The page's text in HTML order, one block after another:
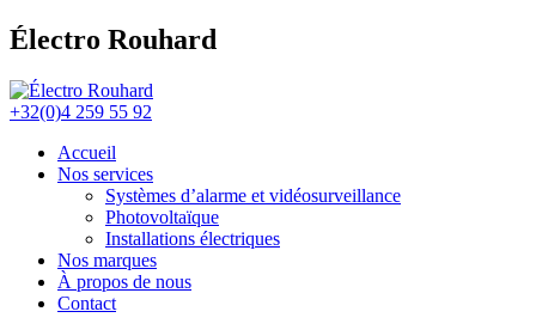
Électro Rouhard
+32(0)4 259 55 92
Accueil
Nos services
Systèmes d’alarme et vidéosurveillance
Photovoltaïque
Installations électriques
Nos marques
À propos de nous
Contact